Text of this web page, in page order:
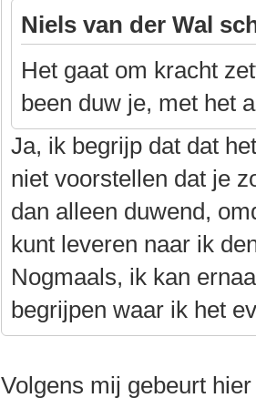
Niels van der Wal
Het gaat om kracht
been duw je, met het
Ja, ik begrijp dat dat
niet voorstellen dat je
dan alleen duwend,
kunt leveren naar ik
Nogmaals, ik kan
begrijpen waar ik het
Volgens mij gebeurt